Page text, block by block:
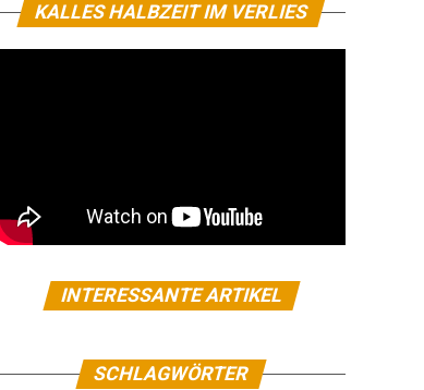
KALLES HALBZEIT IM VERLIES
INTERESSANTE ARTIKEL
SCHLAGWÖRTER